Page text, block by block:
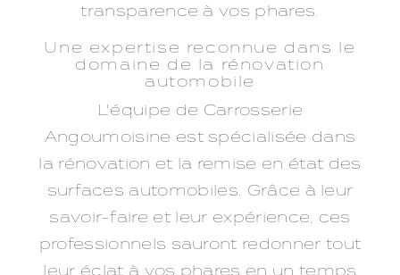
transparence à vos phares.
Une expertise reconnue dans le
domaine de la rénovation
automobile
L'équipe de Carrosserie
Angoumoisine est spécialisée dans
la rénovation et la remise en état des
surfaces automobiles. Grâce à leur
savoir-faire et leur expérience, ces
professionnels sauront redonner tout
leur éclat à vos phares en un temps